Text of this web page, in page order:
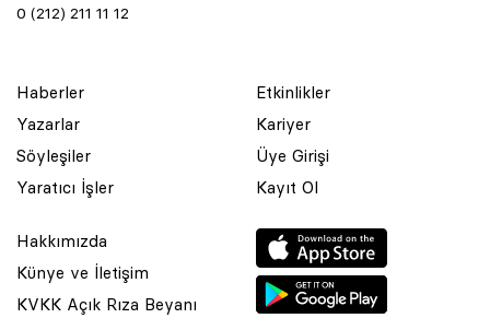
0 (212) 211 11 12
Haberler
Yazarlar
Söyleşiler
Yaratıcı İşler
Etkinlikler
Kariyer
Üye Girişi
Kayıt Ol
Hakkımızda
Künye ve İletişim
KVKK Açık Rıza Beyanı